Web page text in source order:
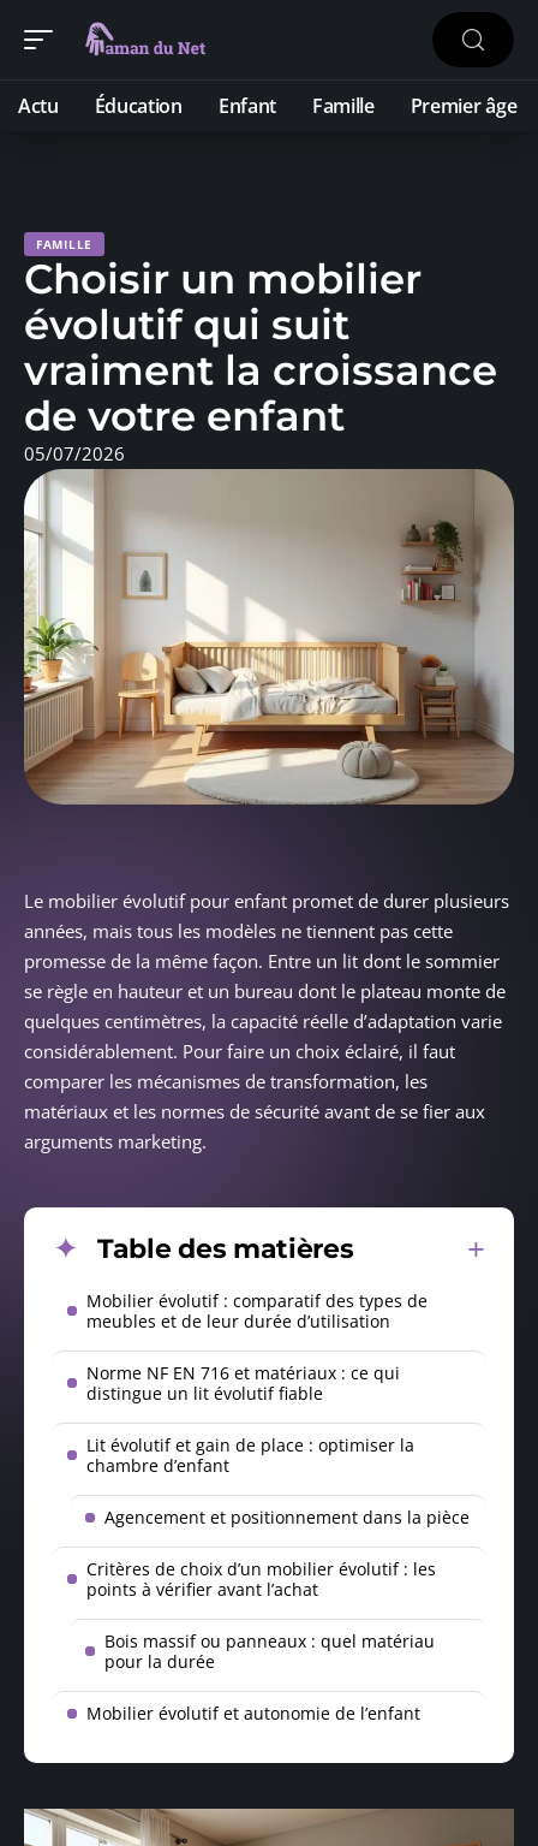
Actu Éducation Enfant Famille Premier âge
FAMILLE
Choisir un mobilier
évolutif qui suit
vraiment la croissance
de votre enfant
05/07/2026
Le mobilier évolutif pour enfant promet de durer plusieurs
années, mais tous les modèles ne tiennent pas cette
promesse de la même façon. Entre un lit dont le sommier
se règle en hauteur et un bureau dont le plateau monte de
quelques centimètres, la capacité réelle d’adaptation varie
considérablement. Pour faire un choix éclairé, il faut
comparer les mécanismes de transformation, les
matériaux et les normes de sécurité avant de se fier aux
arguments marketing.
Table des matières
Mobilier évolutif : comparatif des types de
meubles et de leur durée d’utilisation
Norme NF EN 716 et matériaux : ce qui
distingue un lit évolutif fiable
Lit évolutif et gain de place : optimiser la
chambre d’enfant
Agencement et positionnement dans la pièce
Critères de choix d’un mobilier évolutif : les
points à vérifier avant l’achat
Bois massif ou panneaux : quel matériau
pour la durée
Mobilier évolutif et autonomie de l’enfant